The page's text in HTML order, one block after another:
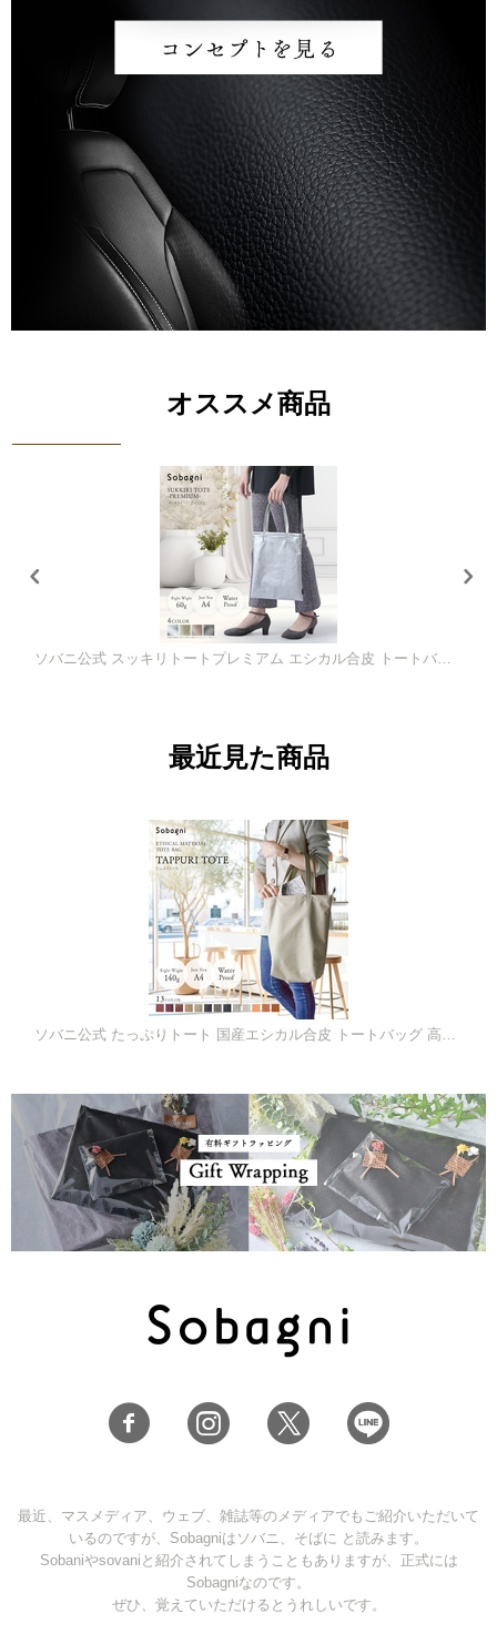
オススメ商品
ソバニ公式 スッキリトートプレミアム エシカル合皮 トートバッグ シルバー ゴールド 長持ち 軽い 軽量 高耐久 防水 防汚 日本製 合皮 合成皮革 レインバッグ スリム 縦型 薄型 上品 シルバー ゴールド ブロンズ ピンクゴールド ヴィーガンファッション
【ソバニ公式 ORINO ACCORDION アコーディオン】
最近見た商品
最近、マスメディア、ウェブ、雑誌等のメディアでもご紹介いただいて
いるのですが、Sobagniはソバニ、そばに と読みます。
Sobaniやsovaniと紹介されてしまうこともありますが、正式には
Sobagniなのです。
ぜひ、覚えていただけるとうれしいです。